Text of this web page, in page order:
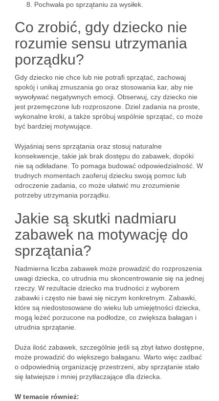
Pochwała po sprzątaniu za wysiłek.
Co zrobić, gdy dziecko nie
rozumie sensu utrzymania
porządku?
Gdy dziecko nie chce lub nie potrafi sprzątać, zachowaj
spokój i unikaj zmuszania go oraz stosowania kar, aby nie
wywoływać negatywnych emocji. Obserwuj, czy dziecko nie
jest przemęczone lub rozproszone. Dziel zadania na proste,
wykonalne kroki, a także spróbuj wspólnie sprzątać, co może
być bardziej motywujące.
Wyjaśniaj sens sprzątania oraz stosuj naturalne
konsekwencje, takie jak brak dostępu do zabawek, dopóki
nie są odkładane. To pomaga budować odpowiedzialność. W
trudnych momentach zaoferuj dziecku swoją pomoc lub
odroczenie zadania, co może ułatwić mu zrozumienie
potrzeby utrzymania porządku.
Jakie są skutki nadmiaru
zabawek na motywację do
sprzątania?
Nadmierna liczba zabawek może prowadzić do rozproszenia
uwagi dziecka, co utrudnia mu skoncentrowanie się na jednej
rzeczy. W rezultacie dziecko ma trudności z wyborem
zabawki i często nie bawi się niczym konkretnym. Zabawki,
które są niedostosowane do wieku lub umiejętności dziecka,
mogą leżeć porzucone na podłodze, co zwiększa bałagan i
utrudnia sprzątanie.
Duża ilość zabawek, szczególnie jeśli są zbyt łatwo dostępne,
może prowadzić do większego bałaganu. Warto więc zadbać
o odpowiednią organizację przestrzeni, aby sprzątanie stało
się łatwiejsze i mniej przytłaczające dla dziecka.
W temacie również: